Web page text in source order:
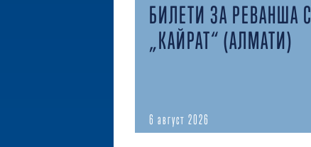
БИЛЕТИ ЗА РЕВАНША С
„КАЙРАТ“ (АЛМАТИ)
6 август 2026